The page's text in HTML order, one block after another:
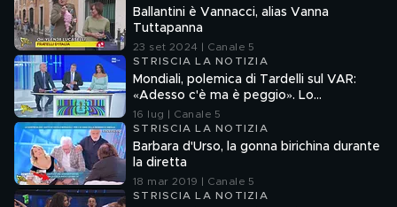
Ballantini è Vannacci, alias Vanna
Tuttapanna
23 set 2024 | Canale 5
STRISCIA LA NOTIZIA
Mondiali, polemica di Tardelli sul VAR:
«Adesso c'è ma è peggio». Lo
scappellotto di Bellingham a Barco
16 lug | Canale 5
STRISCIA LA NOTIZIA
Barbara d'Urso, la gonna birichina durante
la diretta
18 mar 2019 | Canale 5
STRISCIA LA NOTIZIA